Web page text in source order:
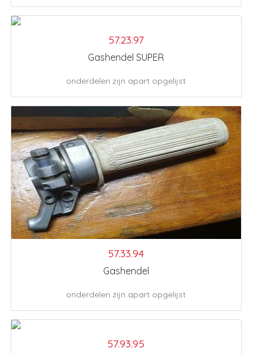
57.23.97
Gashendel SUPER
onderdelen zijn apart opgelijst
57.33.94
Gashendel
onderdelen zijn apart opgelijst
57.93.95